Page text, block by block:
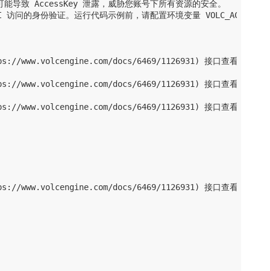
致 AccessKey 泄露，威胁您账号下所有资源的安全。
问的身份验证。运行代码示例前，请配置环境变量
www.volcengine.com/docs/6469/1126931) 接口查看待删除
www.volcengine.com/docs/6469/1126931) 接口查看待删除
www.volcengine.com/docs/6469/1126931) 接口查看待删除
www.volcengine.com/docs/6469/1126931) 接口查看待删除